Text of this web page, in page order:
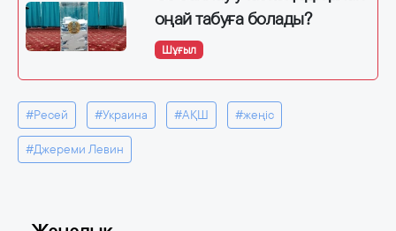
оңай табуға болады?
Шұғыл
#Ресей #Украина #АҚШ #жеңіс
#Джереми Левин